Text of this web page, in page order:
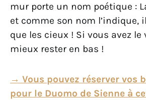
mur porte un nom poétique :
et comme son nom l’indique,
que les cieux ! Si vous avez
mieux rester en bas !
→ Vous pouvez réserver vos
pour le Duomo de Sienne à